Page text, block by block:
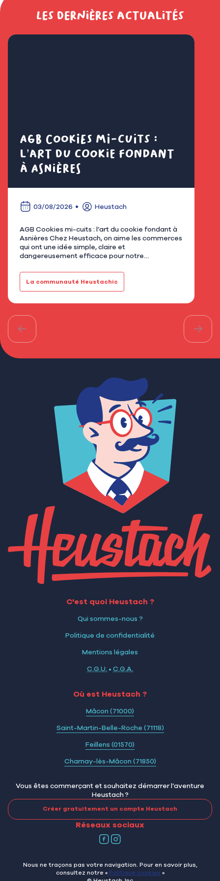
Les dernières actualités
AGB Cookies mi-cuits :
l’art du cookie fondant
à Asnières
03/08/2026 Heustach
AGB Cookies mi-cuits : l’art du cookie fondant à
Asnières Chez Heustach, on aime les commerces
qui ont une idée simple, claire et
dangereusement efficace pour notre
installé au 21 rue de Bretagne à As…
La communauté Heustachic
C'est quoi Heustach ?
Qui sommes-nous ?
Politique de confidentialité
Mentions légales
C.G.U. • C.G.A.
Où est Heustach ?
Mâcon (71000)
Saint-Martin-Belle-Roche (71118)
Feillens (01570)
Charnay-lès-Mâcon (71850)
Vous êtes commerçant et souhaitez démarrer l’aventure
Heustach ?
Créer gratuitement un compte Heustach
Réseaux sociaux
Nous ne traçons pas votre navigation. Pour en savoir plus,
consultez notre « Politique cookies »